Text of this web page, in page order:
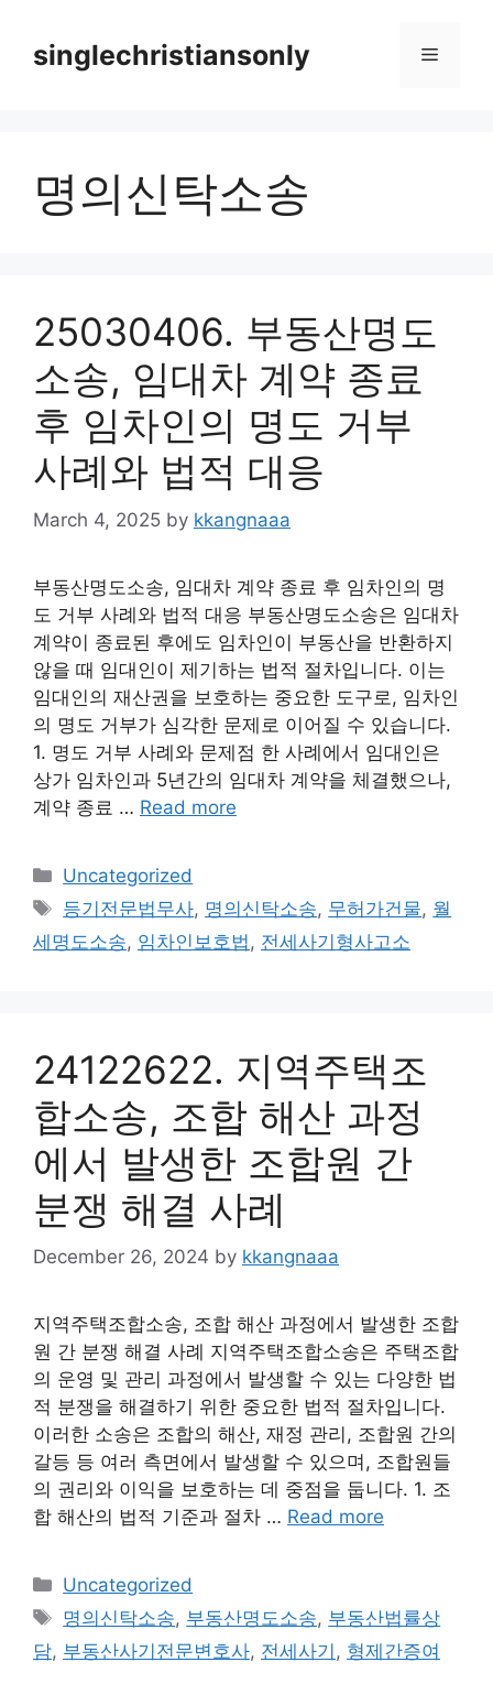
contentsinglechristiansonly Menu
명의신탁소송
25030406. 부동산명도
소송, 임대차 계약 종료
후 임차인의 명도 거부
사례와 법적 대응
March 4, 2025 by kkangnaaa
부동산명도소송, 임대차 계약 종료 후 임차인의 명
도 거부 사례와 법적 대응 부동산명도소송은 임대차
계약이 종료된 후에도 임차인이 부동산을 반환하지
않을 때 임대인이 제기하는 법적 절차입니다. 이는
임대인의 재산권을 보호하는 중요한 도구로, 임차인
의 명도 거부가 심각한 문제로 이어질 수 있습니다.
1. 명도 거부 사례와 문제점 한 사례에서 임대인은
상가 임차인과 5년간의 임대차 계약을 체결했으나,
계약 종료 … Read more
Categories
Uncategorized
Tags
등기전문법무사, 명의신탁소송, 무허가건물, 월
세명도소송, 임차인보호법 , 전세사기형사고소
24122622. 지역주택조
합소송, 조합 해산 과정
에서 발생한 조합원 간
분쟁 해결 사례
December 26, 2024 by kkangnaaa
지역주택조합소송, 조합 해산 과정에서 발생한 조합
원 간 분쟁 해결 사례 지역주택조합소송은 주택조합
의 운영 및 관리 과정에서 발생할 수 있는 다양한 법
적 분쟁을 해결하기 위한 중요한 법적 절차입니다.
이러한 소송은 조합의 해산, 재정 관리, 조합원 간의
갈등 등 여러 측면에서 발생할 수 있으며, 조합원들
의 권리와 이익을 보호하는 데 중점을 둡니다. 1. 조
합 해산의 법적 기준과 절차 … Read more
Categories
Uncategorized
Tags
명의신탁소송, 부동산명도소송, 부동산법률상
담, 부동산사기전문변호사, 전세사기 , 형제간증여